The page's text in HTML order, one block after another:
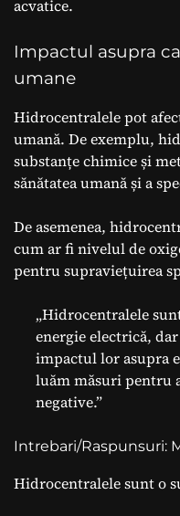
acvatice.
Impactul asupra
umane
Hidrocentralele pot
umană. De exemplu,
substanțe chimice și
sănătatea umană și a
De asemenea,
cum ar fi nivelul de
pentru supraviețuirea
„Hidrocentralele
energie electrică,
impactul lor asupra
luăm măsuri pentru
negative.”
Intrebari/Raspunsuri:
Hidrocentralele sunt o